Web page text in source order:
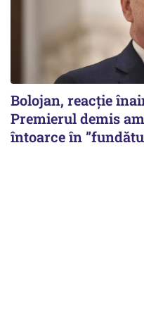
Bolojan, reacție
Premierul demis
întoarce în